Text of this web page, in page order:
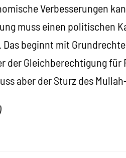
Verbesserungen
muss einen politischen
beginnt mit
der Gleichberechtigung
aber der Sturz des